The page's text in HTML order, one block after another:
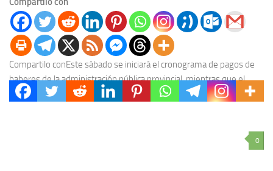
Compartilo conEste sábado se iniciará el cronograma de pagos de
haberes de la administración pública provincial, mientras que el
martes 11 de julio comenzará a...
0